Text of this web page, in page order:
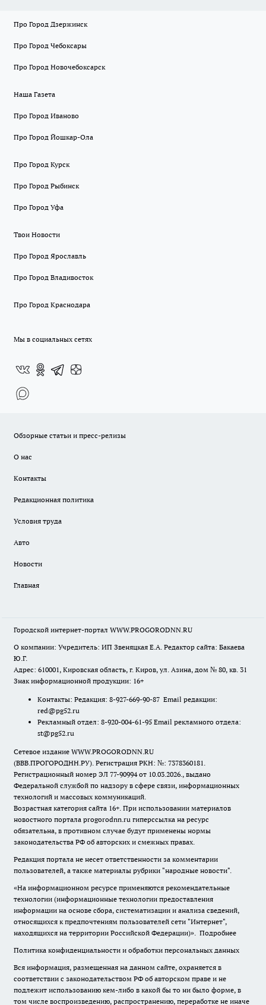
Про Город Дзержинск
Про Город Чебоксары
Про Город Новочебоксарск
Наша Газета
Про Город Иваново
Про Город Йошкар-Ола
Про Город Курск
Про Город Рыбинск
Про Город Уфа
Твои Новости
Про Город Ярославль
Про Город Владивосток
Про Город Краснодара
Мы в социальных сетях
Обзорные статьи и пресс-релизы
О нас
Контакты
Редакционная политика
Условия труда
Авто
Новости
Главная
Городской интернет-портал WWW.PROGORODNN.RU
О компании: Учредитель: ИП Звеняцкая Е.А. Редактор сайта: Бакаева
Ю.Г.
Адрес: 610001, Кировская область, г. Киров, ул. Азина, дом № 80, кв. 31
Знак информационной продукции: 16+
Контакты: Редакция: 8-927-669-90-87 Email редакции:
red@pg52.ru
Рекламный отдел: 8-920-004-61-95 Email рекламного отдела:
st@pg52.ru
Сетевое издание WWW.PROGORODNN.RU
(ВВВ.ПРОГОРОДНН.РУ). Регистрация РКН: №: 7378360181.
Регистрационный номер ЭЛ 77-90994 от 10.03.2026., выдано
Федеральной службой по надзору в сфере связи, информационных
технологий и массовых коммуникаций.
Возрастная категория сайта 16+. При использовании материалов
новостного портала progorodnn.ru гиперссылка на ресурс
обязательна, в противном случае будут применены нормы
законодательства РФ об авторских и смежных правах.
Редакция портала не несет ответственности за комментарии
пользователей, а также материалы рубрики "народные новости".
«На информационном ресурсе применяются рекомендательные
технологии (информационные технологии предоставления
информации на основе сбора, систематизации и анализа сведений,
относящихся к предпочтениям пользователей сети "Интернет",
находящихся на территории Российской Федерации)». Подробнее
Политика конфиденциальности и обработки персональных данных
Вся информация, размещенная на данном сайте, охраняется в
соответствии с законодательством РФ об авторском праве и не
подлежит использованию кем-либо в какой бы то ни было форме, в
том числе воспроизведению, распространению, переработке не иначе